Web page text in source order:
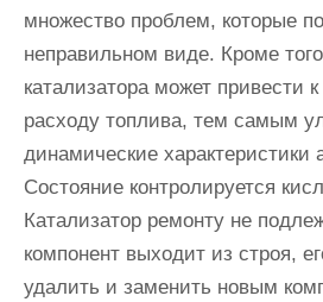
множество проблем, которые
неправильном виде. Кроме
катализатора может привести
расходу топлива, тем самым
динамические характеристики
Состояние контролируется
Катализатор ремонту не
компонент выходит из строя,
удалить и заменить новым